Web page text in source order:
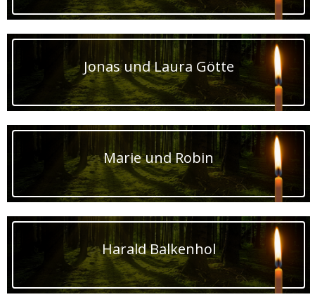
Jonas und Laura Götte
Marie und Robin
Harald Balkenhol